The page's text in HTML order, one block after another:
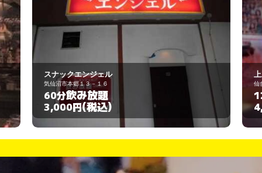
スナックエンジェル
気仙沼市本郷１３－１６
60分飲み放題
3,000円(税込)
上
仙台